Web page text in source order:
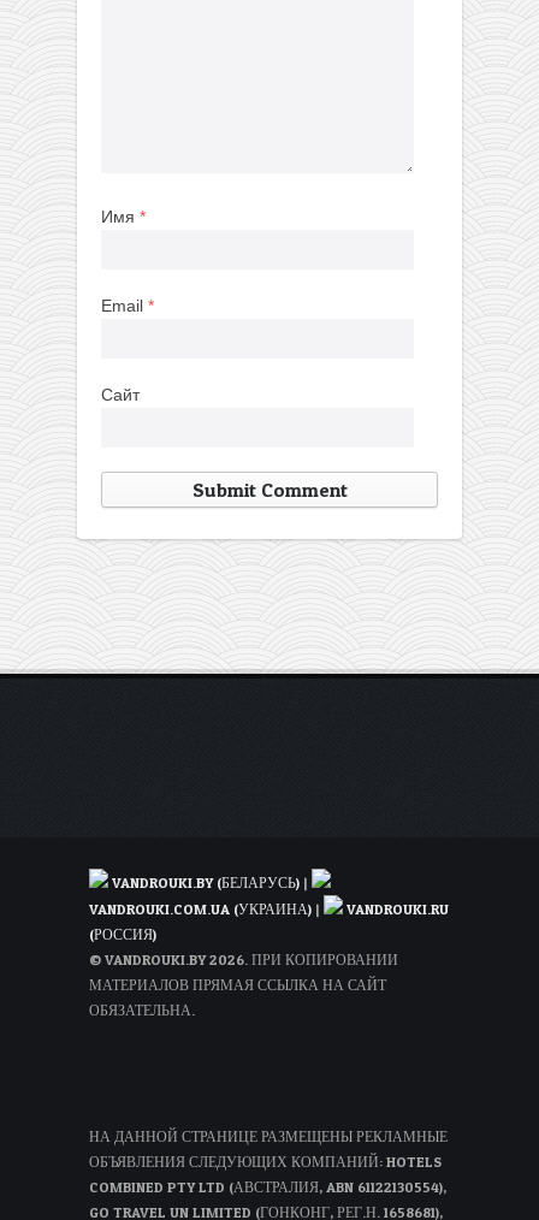
Имя *
Email *
Сайт
VANDROUKI.BY (БЕЛАРУСЬ) |
VANDROUKI.COM.UA (УКРАИНА) |
VANDROUKI.RU
(РОССИЯ)
© VANDROUKI.BY 2026. ПРИ КОПИРОВАНИИ
МАТЕРИАЛОВ ПРЯМАЯ ССЫЛКА НА САЙТ
ОБЯЗАТЕЛЬНА.
НА ДАННОЙ СТРАНИЦЕ РАЗМЕЩЕНЫ РЕКЛАМНЫЕ
ОБЪЯВЛЕНИЯ СЛЕДУЮЩИХ КОМПАНИЙ: HOTELS
COMBINED PTY LTD (АВСТРАЛИЯ, ABN 61122130554),
GO TRAVEL UN LIMITED (ГОНКОНГ, РЕГ.Н. 1658681),